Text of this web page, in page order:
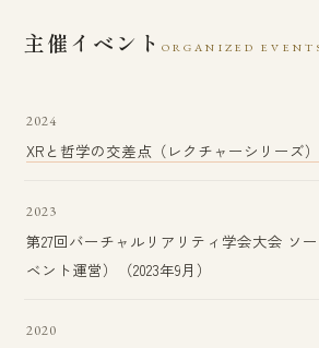
主催イベント ORGANIZED
2024
XRと哲学の交差点（レクチャーシリーズ）
2023
第27回バーチャルリアリティ学会大会 ソ
ベント運営）（2023年9月）
2020